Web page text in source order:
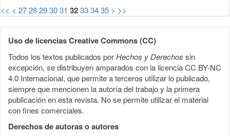
<< < 2728293031 32333435 > >>
Uso de licencias Creative Commons (CC)
Todos los textos publicados porHechos y Derechos sin
excepción, se distribuyen amparados con la licencia CC BY-NC
4.0 Internacional, que permite a terceros utilizar lo publicado,
siempre que mencionen la autoría del trabajo y la primera
publicación en esta revista. No se permite utilizar el material
con fines comerciales.
Derechos de autoras o autores